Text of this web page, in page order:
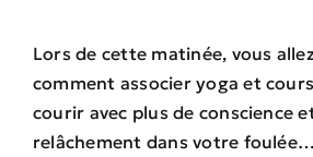
Lors de cette matinée, vous
comment associer yoga et
courir avec plus de conscience
relâchement dans votre foulée…